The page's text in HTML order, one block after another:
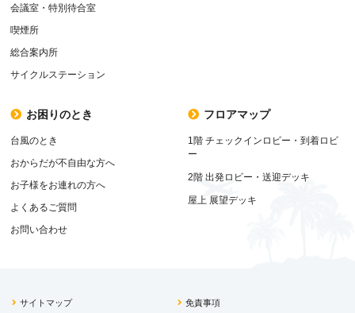
会議室・特別待合室
喫煙所
総合案内所
サイクルステーション
お困りのとき
台風のとき
おからだが不自由な方へ
お子様をお連れの方へ
よくあるご質問
お問い合わせ
フロアマップ
1階 チェックインロビー・到着ロビ
ー
2階 出発ロビー・送迎デッキ
屋上 展望デッキ
サイトマップ 免責事項